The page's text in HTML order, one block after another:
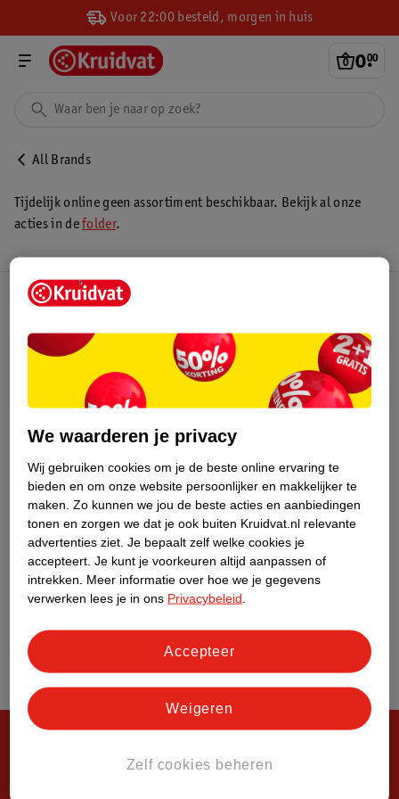
Voor 22:00 besteld, morgen in huis
0.
00
All Brands
Tijdelijk online geen assortiment beschikbaar. Bekijk al onze
acties in defolder.
Kruidvat Club
Over Kruidvat
We waarderen je privacy
Wij gebruiken cookies om je de beste online ervaring te
bieden en om onze website persoonlijker en makkelijker te
maken. Zo kunnen we jou de beste acties en aanbiedingen
tonen en zorgen we dat je ook buiten Kruidvat.nl relevante
advertenties ziet. Je bepaalt zelf welke cookies je
accepteert. Je kunt je voorkeuren altijd aanpassen of
intrekken.
Meer informatie over hoe we je gegevens
verwerken lees je in ons Privacybeleid
Zelf cookies beheren
Weigeren
Accepteer